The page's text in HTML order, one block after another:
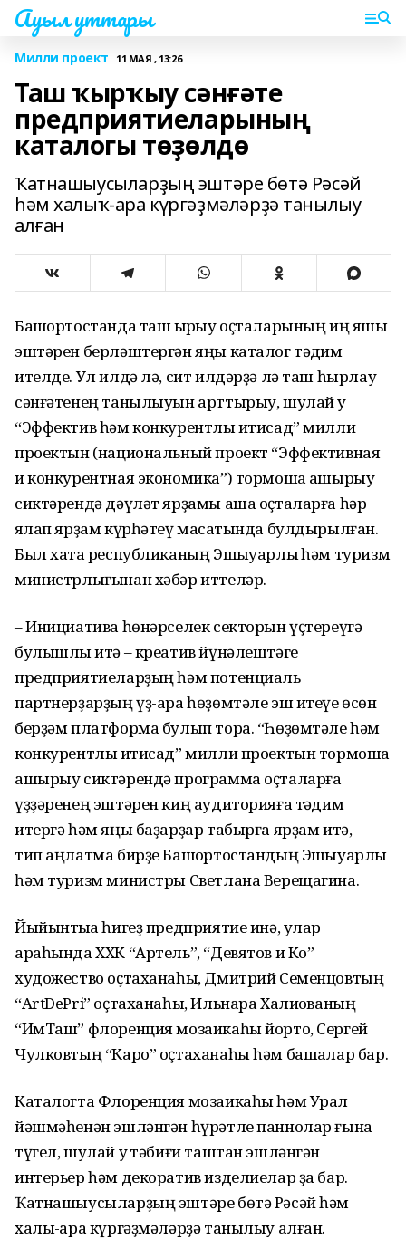
Ауыл уттары
Милли проект 11 МАЯ , 13:26
Таш ҡырҡыу сәнғәте
предприятиеларының
каталогы төҙөлдө
Ҡатнашыусыларҙың эштәре бөтә Рәсәй
һәм халыҡ-ара күргәҙмәләрҙә танылыу
алған
Башҡортостанда таш ҡырҡыу оҫталарының иң яҡшы
эштәрен берләштергән яңы каталог тәҡдим
ителде. Ул илдә лә, сит илдәрҙә лә таш һырлау
сәнғәтенең танылыуын арттырыу, шулай уҡ
“Эффектив һәм конкурентлы иҡтисад” милли
проектын (национальный проект “Эффективная
и конкурентная экономика”) тормошҡа ашырыу
сиктәрендә дәүләт ярҙамы аша оҫталарға һәр
яҡлап ярҙам күрһәтеү маҡсатында булдырылған.
Был хаҡта республиканың Эшҡыуарлыҡ һәм туризм
министрлығынан хәбәр иттеләр.
– Инициатива һөнәрселек секторын үҫтереүгә
булышлыҡ итә – креатив йүнәлештәге
предприятиеларҙың һәм потенциаль
партнерҙарҙың үҙ-ара һөҙөмтәле эш итеүе өсөн
берҙәм платформа булып тора. “Һөҙөмтәле һәм
конкурентлы иҡтисад” милли проектын тормошҡа
ашырыу сиктәрендә программа оҫталарға
үҙҙәренең эштәрен киң аудиторияға тәҡдим
итергә һәм яңы баҙарҙар табырға ярҙам итә, –
тип аңлатма бирҙе Башҡортостандың Эшҡыуарлыҡ
һәм туризм министры Светлана Верещагина.
Йыйынтыҡҡа һигеҙ предприятие инә, улар
араһында ХХК “Артель”, “Девятов и Ко”
художество оҫтаханаһы, Дмитрий Семенцовтың
“ArtDePri” оҫтаханаһы, Ильнара Халиҡованың
“ИмТаш” флоренция мозаикаһы йорто, Сергей
Чулковтың “Каро” оҫтаханаһы һәм башҡалар бар.
Каталогта Флоренция мозаикаһы һәм Урал
йәшмәһенән эшләнгән һүрәтле паннолар ғына
түгел, шулай уҡ тәбиғи таштан эшләнгән
интерьер һәм декоратив изделиелар ҙа бар.
Ҡатнашыусыларҙың эштәре бөтә Рәсәй һәм
халыҡ-ара күргәҙмәләрҙә танылыу алған.